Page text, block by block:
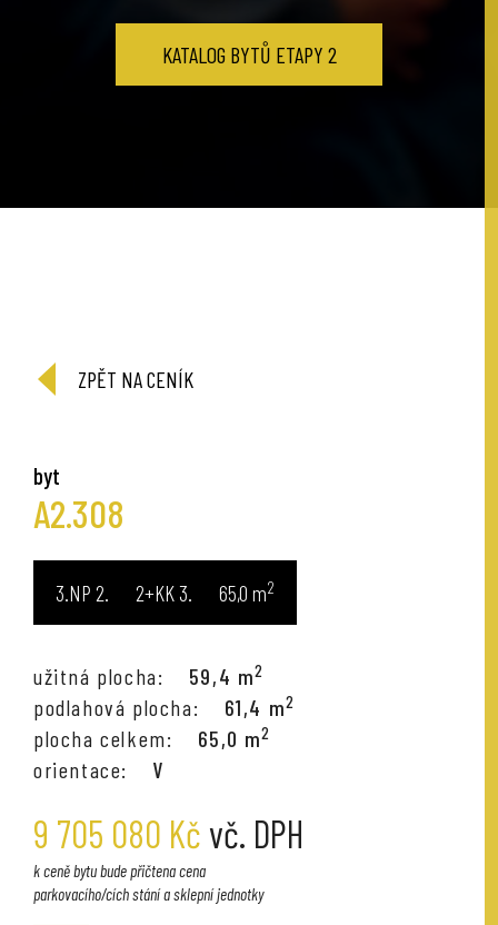
KATALOG BYTŮ ETAPY 2
ZPĚT NA CENÍK
byt
A2.308
3.NP 2+KK 65,0 m2
užitná plocha: 59,4 m2
podlahová plocha: 61,4 m2
plocha celkem: 65,0 m2
orientace: V
9 705 080 Kč vč. DPH
k ceně bytu bude přičtena cena
parkovacího/cích stání a sklepní jednotky